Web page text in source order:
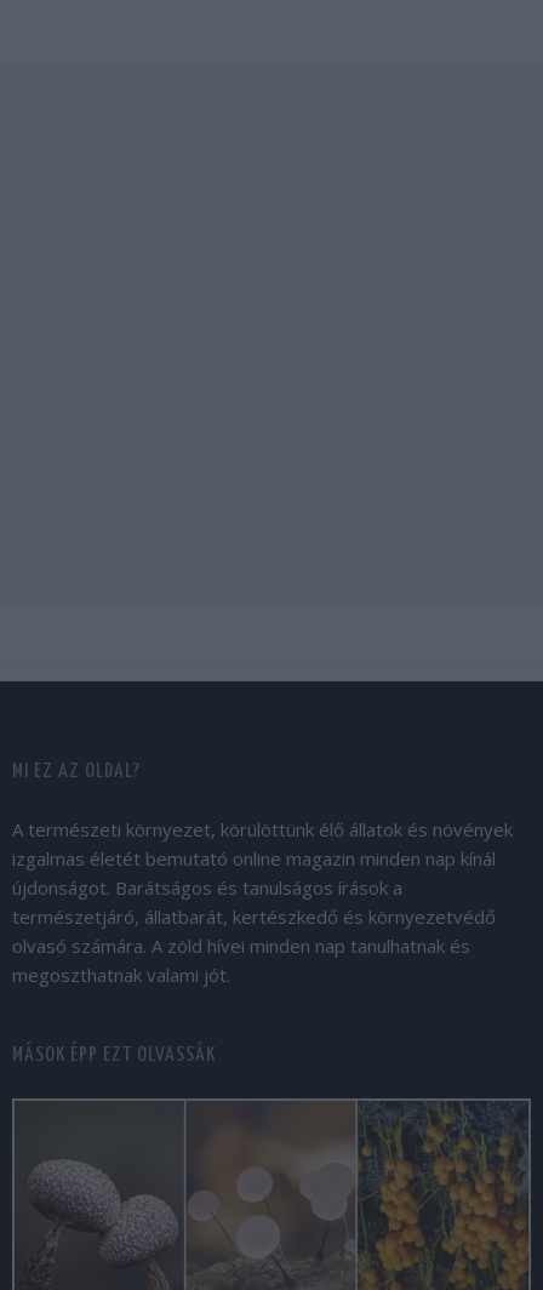
MI EZ AZ OLDAL?
A természeti környezet, körülöttünk élő állatok és növények
izgalmas életét bemutató online magazin minden nap kínál
újdonságot. Barátságos és tanulságos írások a
természetjáró, állatbarát, kertészkedő és környezetvédő
olvasó számára. A zöld hívei minden nap tanulhatnak és
megoszthatnak valami jót.
MÁSOK ÉPP EZT OLVASSÁK